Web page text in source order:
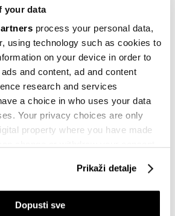
your data
process your personal data,
using technology such as cookies to
on your device in order to
and content, ad and content
research and services
a choice in who uses your data
Your privacy choices are only
property where you have made
also like to:
Prikaži detalje
Dopusti sve
inovacije
su nam u BiH startup biznisi?
startup poduzetnici nisu
je na startup crnim listama,
registrovati vani'